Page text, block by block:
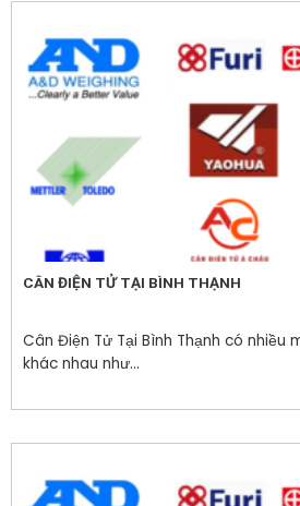
CÂN ĐIỆN TỬ TẠI BÌNH THẠNH
Cân Điện Tử Tại Bình Thạnh có nhiều
khác nhau như...